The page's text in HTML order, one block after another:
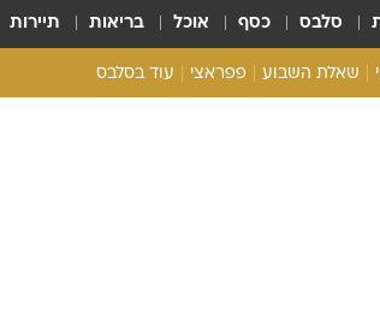
סלבס כסף אוכל בריאות תיירות
שאלת השבוע פפראצי עוד בסלבס